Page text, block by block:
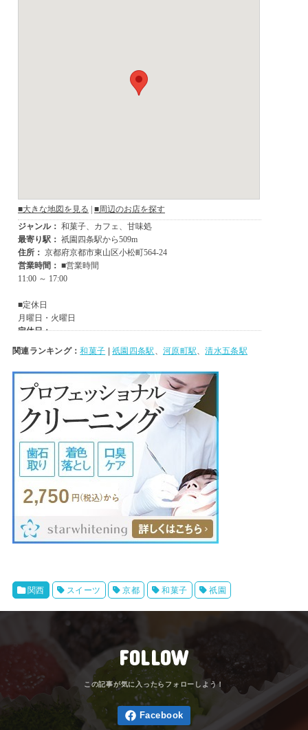
関連ランキング：和菓子 |祇園四条駅 、 河原町駅、清水五条駅
関西 スイーツ 京都 和菓子 祇園
FOLLOW